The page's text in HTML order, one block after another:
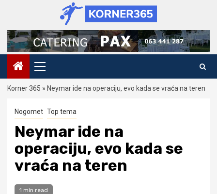
content
Primary
Menu
Korner 365 » Neymar ide na operaciju, evo kada se vraća na teren
Nogomet Top tema
Neymar ide na
operaciju, evo kada se
vraća na teren
1 min read